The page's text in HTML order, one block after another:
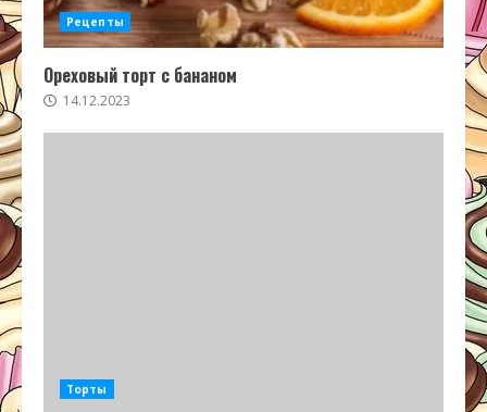
Рецепты
Ореховый торт с бананом
14.12.2023
Торты